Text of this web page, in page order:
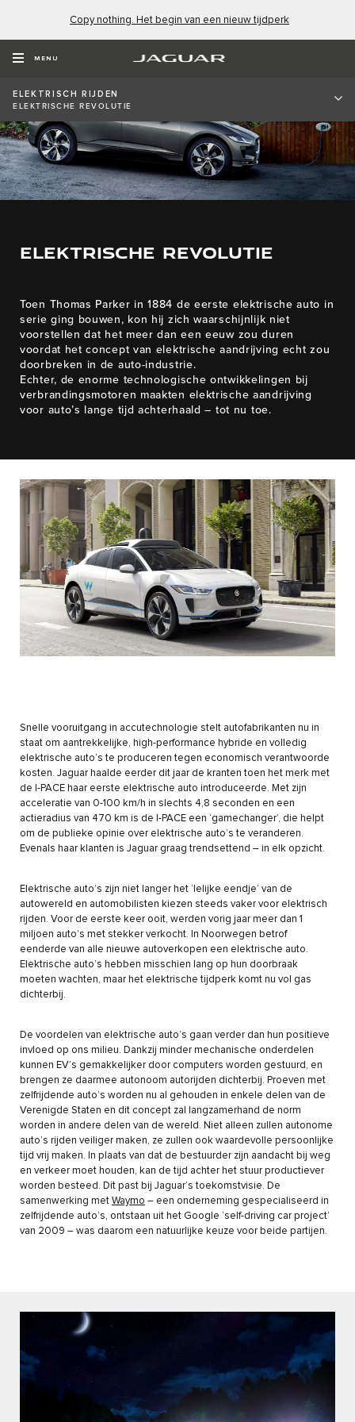
Copy nothing. Het begin van een nieuw tijdperk
MENU
ELEKTRISCH RIJDEN
ELEKTRISCHE REVOLUTIE
ELEKTRISCHE REVOLUTIE
Toen Thomas Parker in 1884 de eerste elektrische auto in
serie ging bouwen, kon hij zich waarschijnlijk niet
voorstellen dat het meer dan een eeuw zou duren
voordat het concept van elektrische aandrijving echt zou
doorbreken in de auto-industrie.
Echter, de enorme technologische ontwikkelingen bij
verbrandingsmotoren maakten elektrische aandrijving
voor auto’s lange tijd achterhaald – tot nu toe.
Snelle vooruitgang in accutechnologie stelt autofabrikanten nu in
staat om aantrekkelijke, high-performance hybride en volledig
elektrische auto’s te produceren tegen economisch verantwoorde
kosten. Jaguar haalde eerder dit jaar de kranten toen het merk met
de I-PACE haar eerste elektrische auto introduceerde. Met zijn
acceleratie van 0-100 km/h in slechts 4,8 seconden en een
actieradius van 470 km is de I-PACE een ‘gamechanger’, die helpt
om de publieke opinie over elektrische auto’s te veranderen.
Evenals haar klanten is Jaguar graag trendsettend – in elk opzicht.
Elektrische auto’s zijn niet langer het ‘lelijke eendje’ van de
autowereld en automobilisten kiezen steeds vaker voor elektrisch
rijden. Voor de eerste keer ooit, werden vorig jaar meer dan 1
miljoen auto’s met stekker verkocht. In Noorwegen betrof
eenderde van alle nieuwe autoverkopen een elektrische auto.
Elektrische auto’s hebben misschien lang op hun doorbraak
moeten wachten, maar het elektrische tijdperk komt nu vol gas
dichterbij.
De voordelen van elektrische auto’s gaan verder dan hun positieve
invloed op ons milieu. Dankzij minder mechanische onderdelen
kunnen EV’s gemakkelijker door computers worden gestuurd, en
brengen ze daarmee autonoom autorijden dichterbij. Proeven met
zelfrijdende auto’s worden nu al gehouden in enkele delen van de
Verenigde Staten en dit concept zal langzamerhand de norm
worden in andere delen van de wereld. Niet alleen zullen autonome
auto’s rijden veiliger maken, ze zullen ook waardevolle persoonlijke
tijd vrij maken. In plaats van dat de bestuurder zijn aandacht bij weg
en verkeer moet houden, kan de tijd achter het stuur productiever
worden besteed. Dit past bij Jaguar’s toekomstvisie. De
samenwerking met Waymo – een onderneming gespecialiseerd in
zelfrijdende auto’s, ontstaan uit het Google ‘self-driving car project’
van 2009 – was daarom een natuurlijke keuze voor beide partijen.